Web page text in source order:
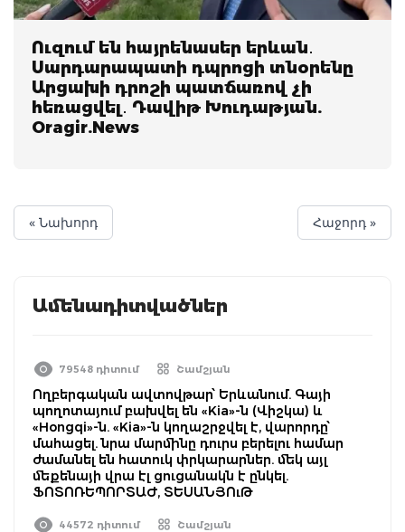
Ուզում են հայրենասեր երևան․
Սարդարապատի դպրոցի տնօրենը
Արցախի դրոշի պատճառով չի
հեռացվել․ Դավիթ Խուդաթյան.
Oragir.News
« Նախորդ Հաջորդ »
Ամենադիտվածներ
79548 դիտում Շամշյան
Ողբերգական ավտովթար՝ Երևանում. Գայի
պողոտայում բախվել են «Kia»-ն (Վիշկա) և
«Hongqi»-ն. «Kia»-ն կողաշրջվել է, վարորդը՝
մահացել. նրա մարմինը դուրս բերելու համար
ժամանել են հատուկ փրկարարներ. մեկ այլ
մեքենայի վրա էլ ցուցանակն է ընկել.
ՖՈՏՈՌԵՊՈՐՏԱԺ, ՏԵՍԱՆՅՈւԹ
44572 դիտում Շամշյան